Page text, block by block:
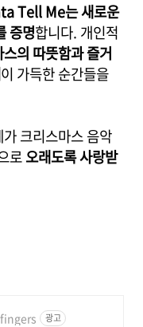
Tell Me는 새로운
증명합니다. 개인적
의 따뜻함과 즐거
이 가득한 순간들을
크리스마스 음악
로오래도록 사랑받
광고